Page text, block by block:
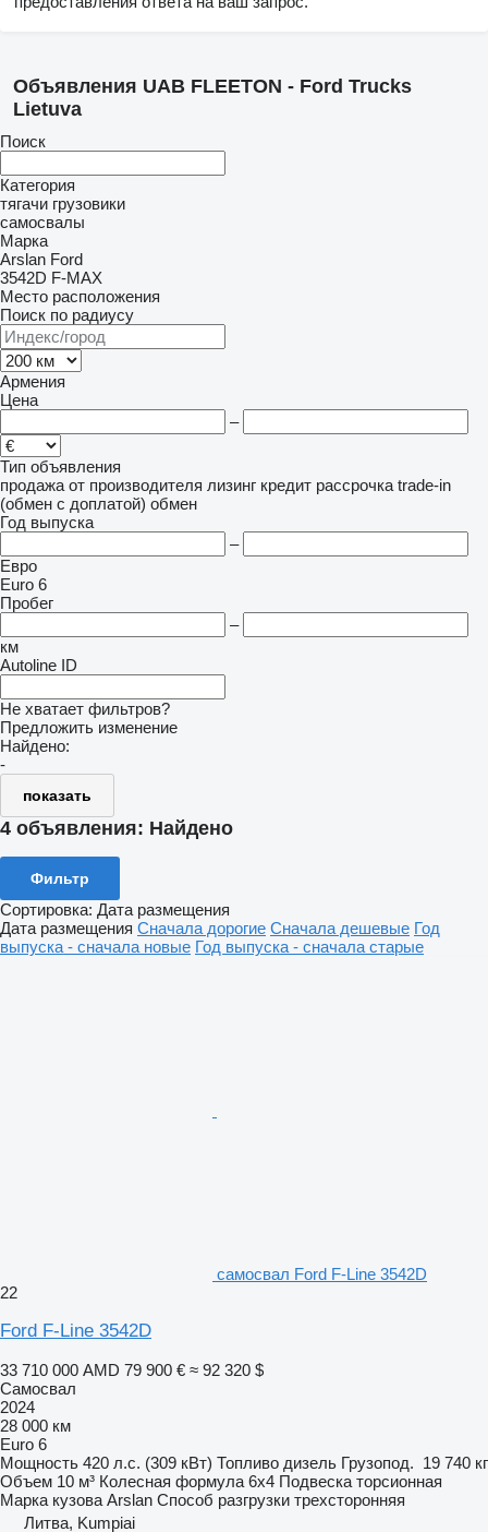
Объявления UAB FLEETON - Ford Trucks
Lietuva
Поиск
Категория
тягачи грузовики
самосвалы
Марка
Arslan Ford
3542D F-MAX
Место расположения
Поиск по радиусу
Армения
Цена
–
Тип объявления
продажа от производителя лизинг кредит рассрочка trade-in
(обмен с доплатой) обмен
Год выпуска
–
Евро
Euro 6
Пробег
–
км
Autoline ID
Не хватает фильтров?
Предложить изменение
Найдено:
-
показать
4 объявления: Найдено
Фильтр
Сортировка: Дата размещения
Дата размещения Сначала дорогие Сначала дешевые Год
выпуска - сначала новые Год выпуска - сначала старые
самосвал Ford F-Line 3542D
22
Ford F-Line 3542D
33 710 000 AMD 79 900 € ≈ 92 320 $
Самосвал
2024
28 000 км
Euro 6
Мощность 420 л.с. (309 кВт) Топливо дизель Грузопод. 19 740 кг
Объем 10 м³ Колесная формула 6x4 Подвеска торсионная
Марка кузова Arslan Способ разгрузки трехсторонняя
Литва, Kumpiai